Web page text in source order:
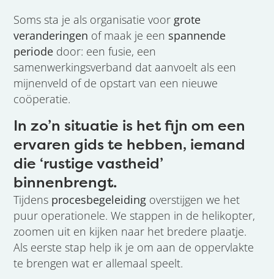
Soms sta je als organisatie voor grote
veranderingen of maak je een spannende
periode door: een fusie, een
samenwerkingsverband dat aanvoelt als een
mijnenveld of de opstart van een nieuwe
coöperatie.
In zo’n situatie is het fijn om een
ervaren gids te hebben, iemand
die ‘rustige vastheid’
binnenbrengt.
Tijdens procesbegeleiding overstijgen we het
puur operationele. We stappen in de helikopter,
zoomen uit en kijken naar het bredere plaatje.
Als eerste stap help ik je om aan de oppervlakte
te brengen wat er allemaal speelt.